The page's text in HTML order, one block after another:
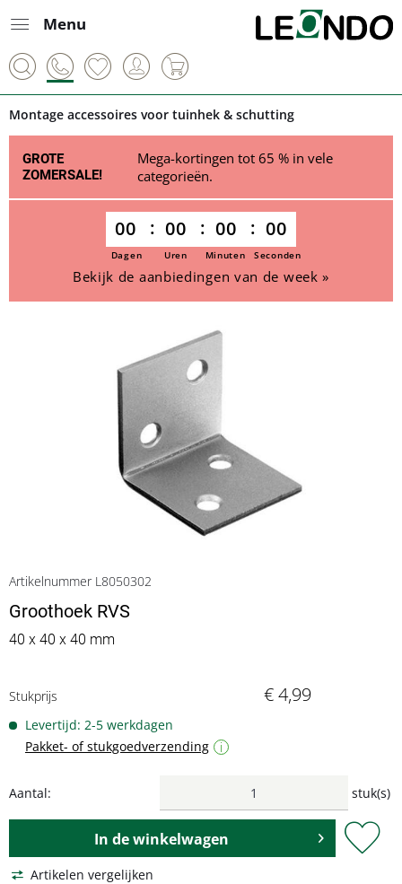
Menu
Montage accessoires voor tuinhek & schutting
GROTE
ZOMERSALE!
Mega-kortingen tot 65 % in vele
categorieën.
00 00 00 00
Dagen Uren Minuten Seconden
Bekijk de aanbiedingen van de week »
Artikelnummer L8050302
Groothoek RVS
40 x 40 x 40 mm
Stukprijs € 4,99
Levertijd: 2-5 werkdagen
Pakket- of stukgoedverzending
i
Aantal: stuk(s)
In dewinkelwagen
Artikelen vergelijken